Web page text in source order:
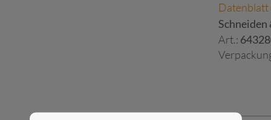
Datenblatt
Schneiden
Art.: